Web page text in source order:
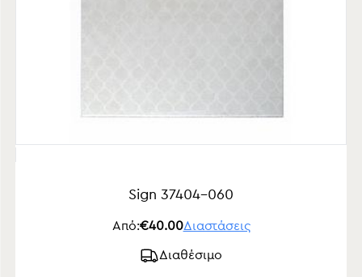
Sign 37404-060
Από:€40.00Διαστάσεις
Διαθέσιμο